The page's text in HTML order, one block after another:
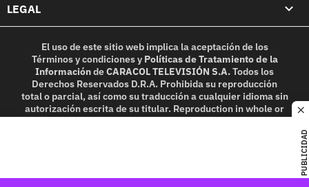
PUBLICIDAD
LEGAL
El uso de este sitio web implica la aceptación de los
Términos y condicionesy Políticas de Tratamiento de la
InformacióndeCARACOL TELEVISIÓN S.A.Todos los
Derechos Reservados D.R.A. Prohibida su reproducción
total o parcial, así como su traducción a cualquier idioma sin
autorización escrita de su titular. Reproduction in whole or
in part, or translation without written permission is